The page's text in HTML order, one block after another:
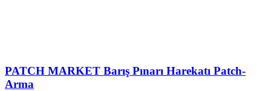
PATCH MARKET Barış Pınarı Harekatı Patch-
Arma